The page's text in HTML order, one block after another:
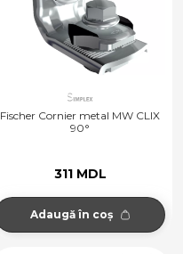
Fischer Cornier metal MW CLIX
90°
311 MDL
Adaugă în coș